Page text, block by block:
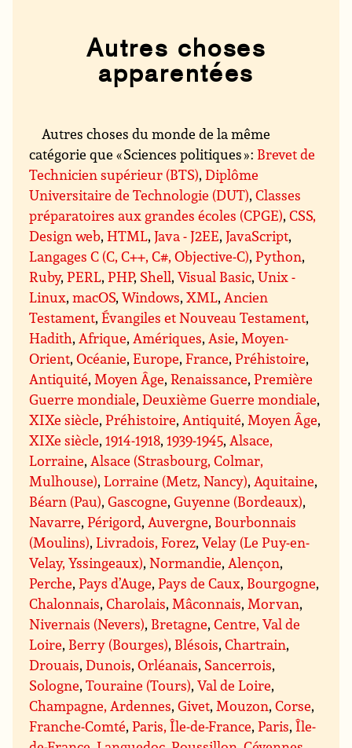
Autres choses
apparentées
Autres choses du monde de la même
catégorie que « Sciences politiques » : Brevet de
Technicien supérieur (BTS),Diplôme
Universitaire de Technologie (DUT),Classes
préparatoires aux grandes écoles (CPGE),CSS,
Design web,HTML,Java - J2EE,JavaScript,
Langages C (C, C++, C#, Objective-C),Python,
Ruby,PERL,PHP, Shell,Visual Basic,Unix -
Linux,macOS,Windows,XML, Ancien
Testament,Évangiles et Nouveau Testament,
Hadith, Afrique, Amériques, Asie, Moyen-
Orient,Océanie,Europe,France,Préhistoire,
Antiquité, Moyen Âge,Renaissance,Première
Guerre mondiale,Deuxième Guerre mondiale,
XIXe siècle,Préhistoire, Antiquité, Moyen Âge,
XIXe siècle,1914-1918,1939-1945, Alsace,
Lorraine, Alsace (Strasbourg, Colmar,
Mulhouse),Lorraine (Metz, Nancy), Aquitaine,
Béarn (Pau),Gascogne,Guyenne (Bordeaux),
Navarre,Périgord, Auvergne, Bourbonnais
(Moulins),Livradois, Forez,Velay (Le Puy-en-
Velay, Yssingeaux),Normandie, Alençon,
Perche,Pays d’Auge,Pays de Caux, Bourgogne,
Chalonnais,Charolais, Mâconnais, Morvan,
Nivernais (Nevers), Bretagne,Centre, Val de
Loire, Berry (Bourges), Blésois,Chartrain,
Drouais,Dunois,Orléanais, Sancerrois,
Sologne,Touraine (Tours),Val de Loire,
Champagne, Ardennes,Givet, Mouzon,Corse,
Franche-Comté,Paris, Île-de-France,Paris,Île-